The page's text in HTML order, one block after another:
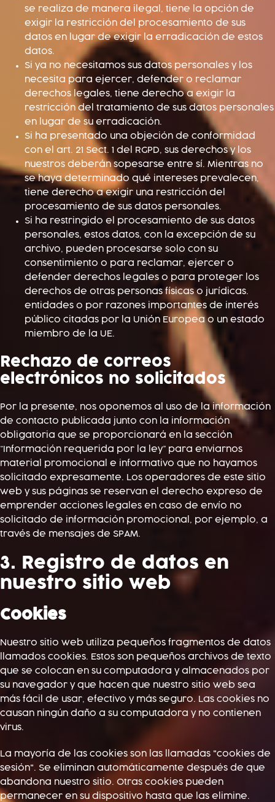
se realiza de manera ilegal, tiene la opción de
exigir la restricción del procesamiento de sus
datos en lugar de exigir la erradicación de estos
datos.
Si ya no necesitamos sus datos personales y los
necesita para ejercer, defender o reclamar
derechos legales, tiene derecho a exigir la
restricción del tratamiento de sus datos personales
en lugar de su erradicación.
Si ha presentado una objeción de conformidad
con el art. 21 Sect. 1 del RGPD, sus derechos y los
nuestros deberán sopesarse entre sí. Mientras no
se haya determinado qué intereses prevalecen,
tiene derecho a exigir una restricción del
procesamiento de sus datos personales.
Si ha restringido el procesamiento de sus datos
personales, estos datos, con la excepción de su
archivo, pueden procesarse solo con su
consentimiento o para reclamar, ejercer o
defender derechos legales o para proteger los
derechos de otras personas físicas o jurídicas.
entidades o por razones importantes de interés
público citadas por la Unión Europea o un estado
miembro de la UE.
Rechazo de correos
electrónicos no solicitados
Por la presente, nos oponemos al uso de la información
de contacto publicada junto con la información
obligatoria que se proporcionará en la sección
“Información requerida por la ley” para enviarnos
material promocional e informativo que no hayamos
solicitado expresamente. Los operadores de este sitio
web y sus páginas se reservan el derecho expreso de
emprender acciones legales en caso de envío no
solicitado de información promocional, por ejemplo, a
través de mensajes de SPAM.
3. Registro de datos en
nuestro sitio web
Cookies
Nuestro sitio web utiliza pequeños fragmentos de datos
llamados cookies. Estos son pequeños archivos de texto
que se colocan en su computadora y almacenados por
su navegador y que hacen que nuestro sitio web sea
más fácil de usar, efectivo y más seguro. Las cookies no
causan ningún daño a su computadora y no contienen
virus.
La mayoría de las cookies son las llamadas "cookies de
sesión". Se eliminan automáticamente después de que
abandona nuestro sitio. Otras cookies pueden
permanecer en su dispositivo hasta que las elimine.